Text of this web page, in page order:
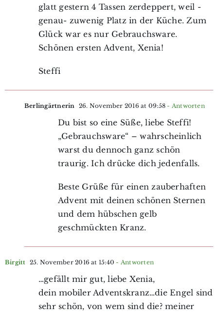
glatt gestern 4 Tassen zerdeppert, weil -
genau- zuwenig Platz in der Küche. Zum
Glück war es nur Gebrauchsware.
Schönen ersten Advent, Xenia!
Steffi
Berlingärtnerin 26. November 2016 at 09:58 - Antworten
Du bist so eine Süße, liebe Steffi!
„Gebrauchsware“ – wahrscheinlich
warst du dennoch ganz schön
traurig. Ich drücke dich jedenfalls.
Beste Grüße für einen zauberhaften
Advent mit deinen schönen Sternen
und dem hübschen gelb
geschmückten Kranz.
Birgitt 25. November 2016 at 15:40 - Antworten
…gefällt mir gut, liebe Xenia,
dein mobiler Adventskranz…die Engel sind
sehr schön, von wem sind die? meiner